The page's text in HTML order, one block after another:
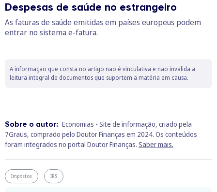
Despesas de saúde no estrangeiro
As faturas de saúde emitidas em países europeus podem
entrar no sistema e-fatura.
A informação que consta no artigo não é vinculativa e não invalida a
leitura integral de documentos que suportem a matéria em causa.
Sobre o autor: Economias - Site de informação, criado pela
7Graus, comprado pelo Doutor Finanças em 2024. Os conteúdos
foram integrados no portal Doutor Finanças. Saber mais.
Impostos IRS